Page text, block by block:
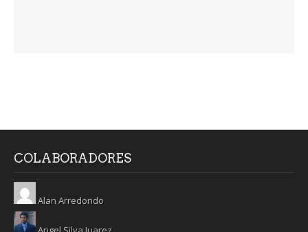
COLABORADORES
Alan Arredondo